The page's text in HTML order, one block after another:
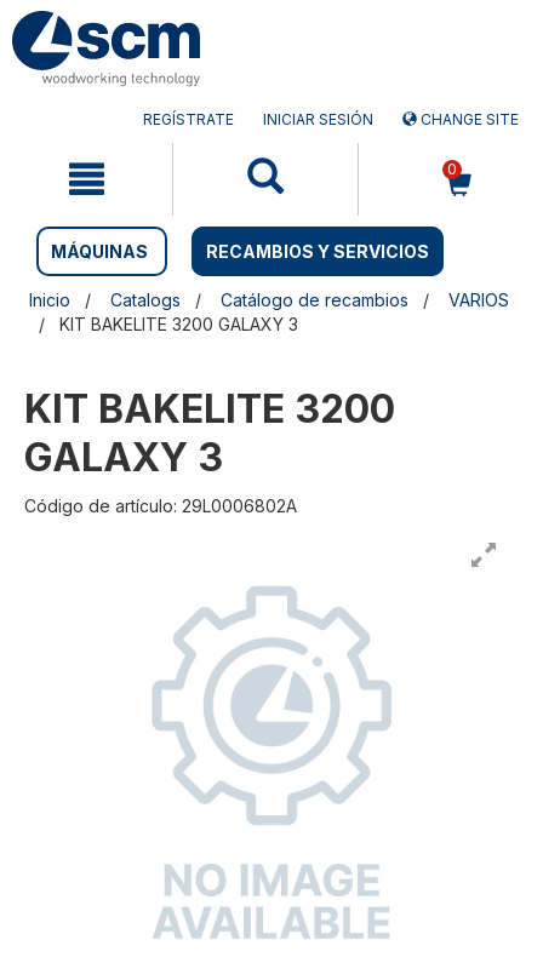
Saltar
contenido
Saltar
menú
REGÍSTRATE INICIAR SESIÓN CHANGE SITE
0
MÁQUINAS RECAMBIOS Y SERVICIOS
Inicio Catalogs Catálogo de recambios
VARIOS
KIT BAKELITE 3200 GALAXY 3
KIT BAKELITE 3200
GALAXY 3
Código de artículo: 29L0006802A